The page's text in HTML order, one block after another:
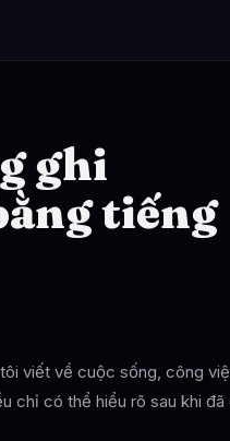
ghi
tiếng
viết về cuộc sống, công
chỉ có thể hiểu rõ sau khi đã